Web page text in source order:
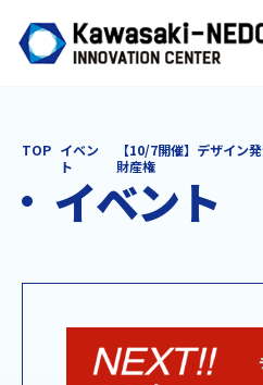
TOP イベン
ト
【10/7開催】デザイン
財産権
イベント